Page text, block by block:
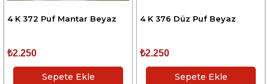
4 K 372 Puf Mantar Beyaz
₺2.250
Sepete Ekle
4 K 376 Düz Puf Beyaz
₺2.250
Sepete Ekle